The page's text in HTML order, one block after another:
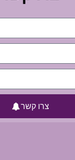
צרו קשר